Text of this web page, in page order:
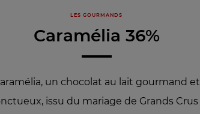
LES GOURMANDS
Caramélia 36%
un chocolat au lait gourmand et
issu du mariage de Grands Crus